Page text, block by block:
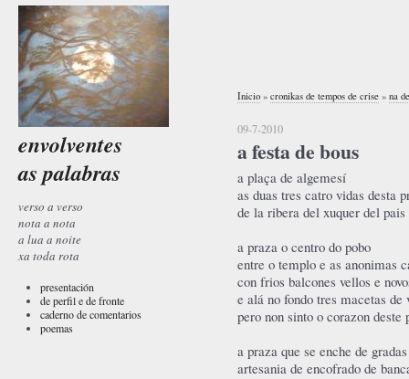
envolventes
as palabras
verso a verso
nota a nota
a lua a noite
xa toda rota
presentación
de perfil e de fronte
caderno de comentarios
poemas
Inicio » cronikas de tempos de crise » na
09-7-2010
a festa de bous
a plaça de algemesí
as duas tres catro vidas desta
de la ribera del xuquer del
a praza o centro do pobo
entre o templo e as anonimas
con frios balcones vellos e
e alá no fondo tres macetas de
pero non sinto o corazon deste
a praza que se enche de gradas
artesania de encofrado de